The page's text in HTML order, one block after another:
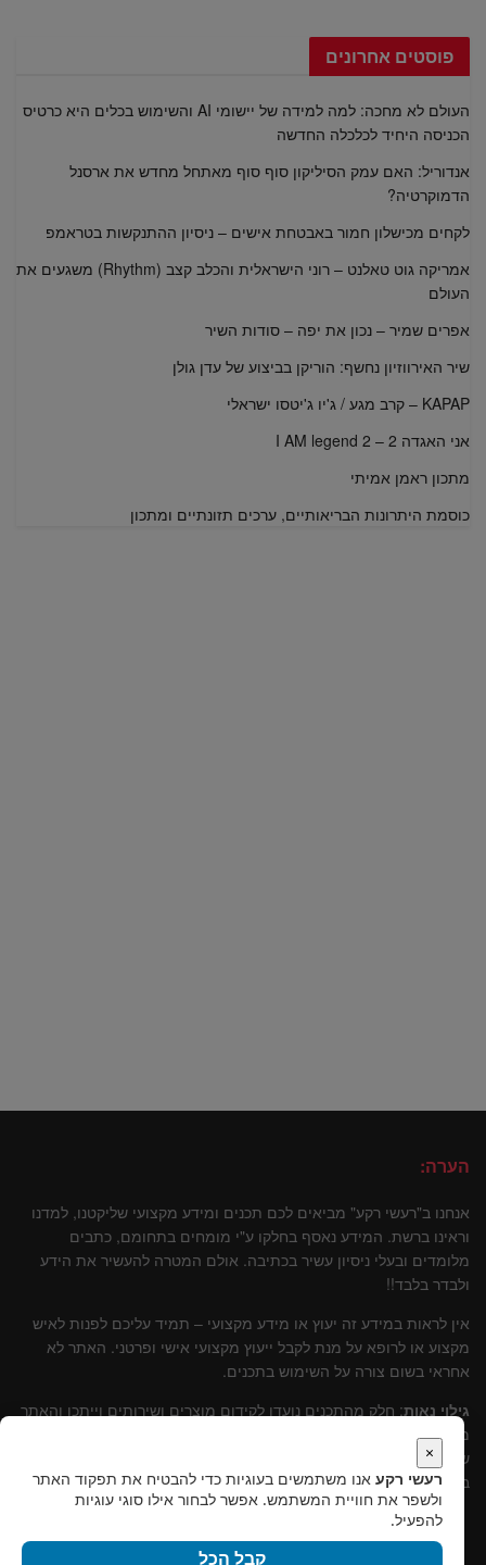
פוסטים אחרונים
העולם לא מחכה: למה למידה של יישומי AI והשימוש בכלים היא כרטיס
הכניסה היחיד לכלכלה החדשה
אנדוריל: האם עמק הסיליקון סוף סוף מאתחל מחדש את ארסנל
הדמוקרטיה?
לקחים מכישלון חמור באבטחת אישים – ניסיון ההתנקשות בטראמפ
אמריקה גוט טאלנט – רוני הישראלית והכלב קצב (Rhythm) משגעים את
העולם
אפרים שמיר – נכון את יפה – סודות השיר
שיר האירווזיון נחשף: הוריקן בביצוע של עדן גולן
KAPAP – קרב מגע / ג'יו ג'יטסו ישראלי
אני האגדה 2 – I AM legend 2
מתכון ראמן אמיתי
כוסמת היתרונות הבריאותיים, ערכים תזונתיים ומתכון
הערה:
אנחנו ב"רעשי רקע" מביאים לכם תכנים ומידע מקצועי שליקטנו, למדנו
וראינו ברשת. המידע נאסף בחלקו ע"י מומחים בתחומם, כתבים
מלומדים ובעלי ניסיון עשיר בכתיבה. אולם המטרה להעשיר את הידע
ולבדר בלבד!!
אין לראות במידע זה יעוץ או מידע מקצועי – תמיד עליכם לפנות לאיש
מקצוע או לרופא על מנת לקבל ייעוץ מקצועי אישי ופרטני. האתר לא
אחראי בשום צורה על השימוש בתכנים.
גילוי נאות: חלק מהתכנים נועדו לקידום מוצרים ושירותים וייתכן והאתר
מקבל עליהם עמלות שונות. אולם, נבהיר, שתמיד עומדת מולנו טובתו
של הקורא ולכן תמיד נמליץ על שירותים ומוצרים שלדעתינו עומדים
בסטנרט איכותי וקידומם יכול להוות תרומה לקוראים.
×
רעשי רקע אנו משתמשים בעוגיות כדי להבטיח את תפקוד האתר
ולשפר את חוויית המשתמש. אפשר לבחור אילו סוגי עוגיות
להפעיל.
קבל הכל